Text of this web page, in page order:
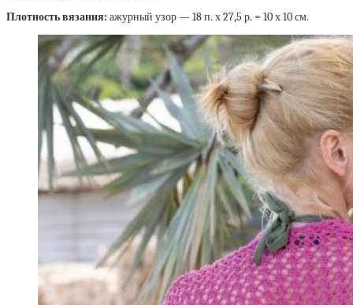
Плотность вязания: ажурный узор — 18 п. х 27,5 р. = 10 х 10 см.